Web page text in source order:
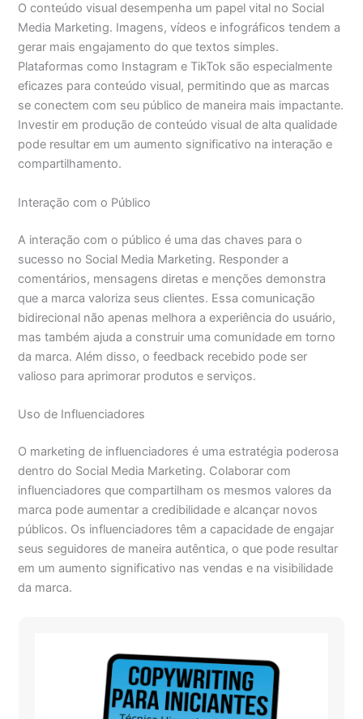
O conteúdo visual desempenha um papel vital no Social
Media Marketing. Imagens, vídeos e infográficos tendem a
gerar mais engajamento do que textos simples.
Plataformas como Instagram e TikTok são especialmente
eficazes para conteúdo visual, permitindo que as marcas
se conectem com seu público de maneira mais impactante.
Investir em produção de conteúdo visual de alta qualidade
pode resultar em um aumento significativo na interação e
compartilhamento.
Interação com o Público
A interação com o público é uma das chaves para o
sucesso no Social Media Marketing. Responder a
comentários, mensagens diretas e menções demonstra
que a marca valoriza seus clientes. Essa comunicação
bidirecional não apenas melhora a experiência do usuário,
mas também ajuda a construir uma comunidade em torno
da marca. Além disso, o feedback recebido pode ser
valioso para aprimorar produtos e serviços.
Uso de Influenciadores
O marketing de influenciadores é uma estratégia poderosa
dentro do Social Media Marketing. Colaborar com
influenciadores que compartilham os mesmos valores da
marca pode aumentar a credibilidade e alcançar novos
públicos. Os influenciadores têm a capacidade de engajar
seus seguidores de maneira autêntica, o que pode resultar
em um aumento significativo nas vendas e na visibilidade
da marca.